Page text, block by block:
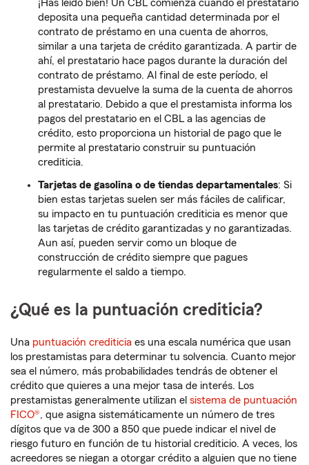
¡Has leído bien! Un CBL comienza cuando el prestatario
deposita una pequeña cantidad determinada por el
contrato de préstamo en una cuenta de ahorros,
similar a una tarjeta de crédito garantizada. A partir de
ahí, el prestatario hace pagos durante la duración del
contrato de préstamo. Al final de este período, el
prestamista devuelve la suma de la cuenta de ahorros
al prestatario. Debido a que el prestamista informa los
pagos del prestatario en el CBL a las agencias de
crédito, esto proporciona un historial de pago que le
permite al prestatario construir su puntuación
crediticia.
Tarjetas de gasolina o de tiendas departamentales: Si
bien estas tarjetas suelen ser más fáciles de calificar,
su impacto en tu puntuación crediticia es menor que
las tarjetas de crédito garantizadas y no garantizadas.
Aun así, pueden servir como un bloque de
construcción de crédito siempre que pagues
regularmente el saldo a tiempo.
¿Qué es la puntuación crediticia?
Una puntuación crediticia es una escala numérica que usan
los prestamistas para determinar tu solvencia. Cuanto mejor
sea el número, más probabilidades tendrás de obtener el
crédito que quieres a una mejor tasa de interés. Los
prestamistas generalmente utilizan el sistema de puntuación
FICO®, que asigna sistemáticamente un número de tres
dígitos que va de 300 a 850 que puede indicar el nivel de
riesgo futuro en función de tu historial crediticio. A veces, los
acreedores se niegan a otorgar crédito a alguien que no tiene